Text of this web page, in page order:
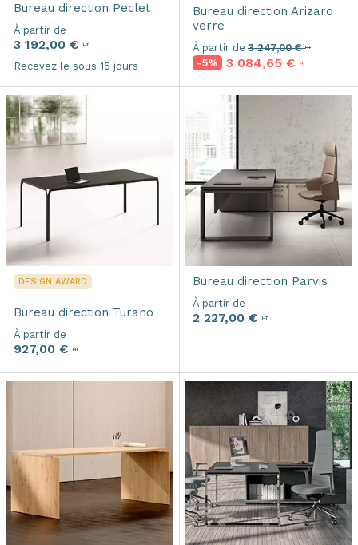
Axeptio consent
Bureau direction Peclet
À partir de
3 192,00 € HT
Recevez le sous 15 jours
Bureau direction Arizaro
verre
À partir de 3 247,00 €HT
-5% 3 084,65 € HT
DESIGN AWARD
Bureau direction Turano
À partir de
927,00 € HT
Bureau direction Parvis
À partir de
2 227,00 € HT